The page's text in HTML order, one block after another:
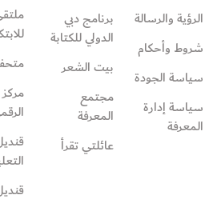
الرؤية والرسالة
شروط وأحكام
سياسة الجودة
سياسة إدارة
المعرفة
برنامج دبي
الدولي للكتابة
بيت الشعر
مجتمع
المعرفة
عائلتي تقرأ‎